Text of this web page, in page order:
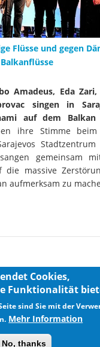
Flüsse und gegen
Amadeus, Eda
singen in
auf dem
ihre Stimme
gemeinsam
die massive
aufmerksam zu
Cookies,
Funktionalität
sind Sie mit der
Mehr Information
No, thanks